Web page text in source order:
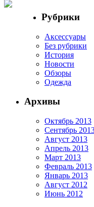
Рубрики
Аксессуары
Без рубрики
История
Новости
Обзоры
Одежда
Архивы
Октябрь 2013
Сентябрь
Август 2013
Апрель 2013
Март 2013
Февраль 2013
Январь 2013
Август 2012
Июнь 2012